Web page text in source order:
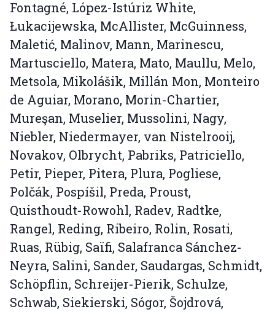
Fontagné, López-Istúriz White,
Łukacijewska, McAllister, McGuinness,
Maletić, Malinov, Mann, Marinescu,
Martusciello, Matera, Mato, Maullu, Melo,
Metsola, Mikolášik, Millán Mon, Monteiro
de Aguiar, Morano, Morin-Chartier,
Mureşan, Muselier, Mussolini, Nagy,
Niebler, Niedermayer, van Nistelrooij,
Novakov, Olbrycht, Pabriks, Patriciello,
Petir, Pieper, Pitera, Plura, Pogliese,
Polčák, Pospíšil, Preda, Proust,
Quisthoudt-Rowohl, Radev, Radtke,
Rangel, Reding, Ribeiro, Rolin, Rosati,
Ruas, Rübig, Saïfi, Salafranca Sánchez-
Neyra, Salini, Sander, Saudargas, Schmidt,
Schöpflin, Schreijer-Pierik, Schulze,
Schwab, Siekierski, Sógor, Šojdrová,